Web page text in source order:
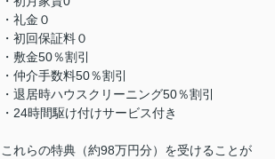
・礼金０
・初回保証料０
・敷金50％割引
・仲介手数料50％割引
・退居時ハウスクリーニング50％割引
・24時間駆け付けサービス付き
これらの特典（約98万円分）を受けることが